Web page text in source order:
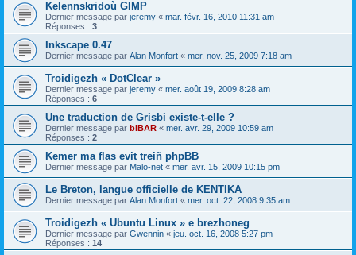
Kelennskridoù GIMP
Dernier message par jeremy « mar. févr. 16, 2010 11:31 am
Réponses : 3
Inkscape 0.47
Dernier message par Alan Monfort « mer. nov. 25, 2009 7:18 am
Troidigezh « DotClear »
Dernier message par jeremy « mer. août 19, 2009 8:28 am
Réponses : 6
Une traduction de Grisbi existe-t-elle ?
Dernier message par bIBAR « mer. avr. 29, 2009 10:59 am
Réponses : 2
Kemer ma flas evit treiñ phpBB
Dernier message par Malo-net « mer. avr. 15, 2009 10:15 pm
Le Breton, langue officielle de KENTIKA
Dernier message par Alan Monfort « mer. oct. 22, 2008 9:35 am
Troidigezh « Ubuntu Linux » e brezhoneg
Dernier message par Gwennin « jeu. oct. 16, 2008 5:27 pm
Réponses : 14